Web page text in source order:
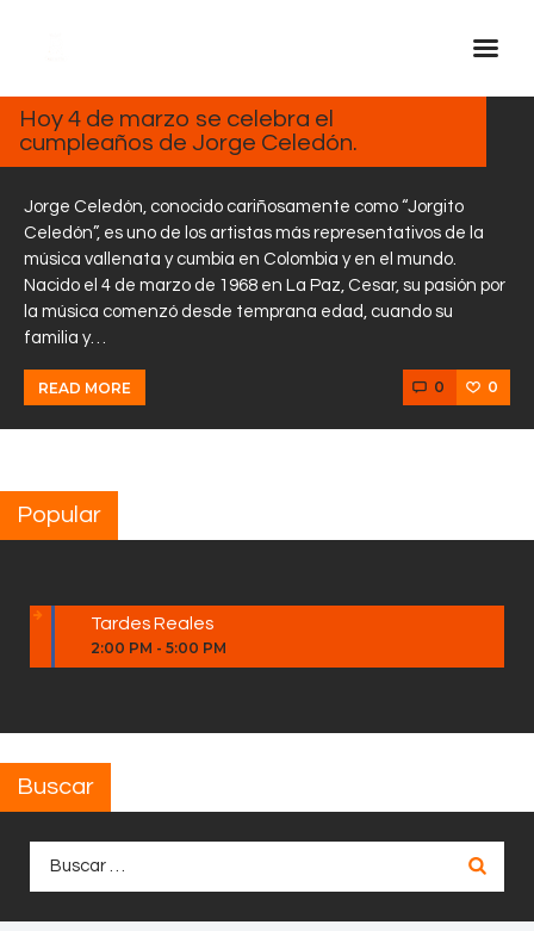
Inicio Real FM
En Vivo
Descarga La APP
Programas
Noticias
Equipo
Sobre Nosotros
4, 2025
Hoy 4 de marzo se celebra el
cumpleaños de Jorge Celedón.
Jorge Celedón, conocido cariñosamente como “Jorgito
Celedón”, es uno de los artistas más representativos de la
música vallenata y cumbia en Colombia y en el mundo.
Nacido el 4 de marzo de 1968 en La Paz, Cesar, su pasión por
la música comenzó desde temprana edad, cuando su
familia y…
READ MORE 0 0
Popular
Tardes Reales
2:00 PM - 5:00 PM
Buscar